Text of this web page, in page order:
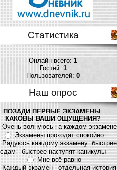
Статистика
Онлайн всего:1
Гостей:1
Пользователей:0
Наш опрос
ПОЗАДИ ПЕРВЫЕ ЭКЗАМЕНЫ.
КАКОВЫ ВАШИ ОЩУЩЕНИЯ?
Очень волнуюсь на каждом экзамене
Экзамены проходят спокойно
Радуюсь каждому экзамену: быстрее
сдам - быстрее наступят каникулы
Мне всё равно
Каждый экзамен - отдельная история